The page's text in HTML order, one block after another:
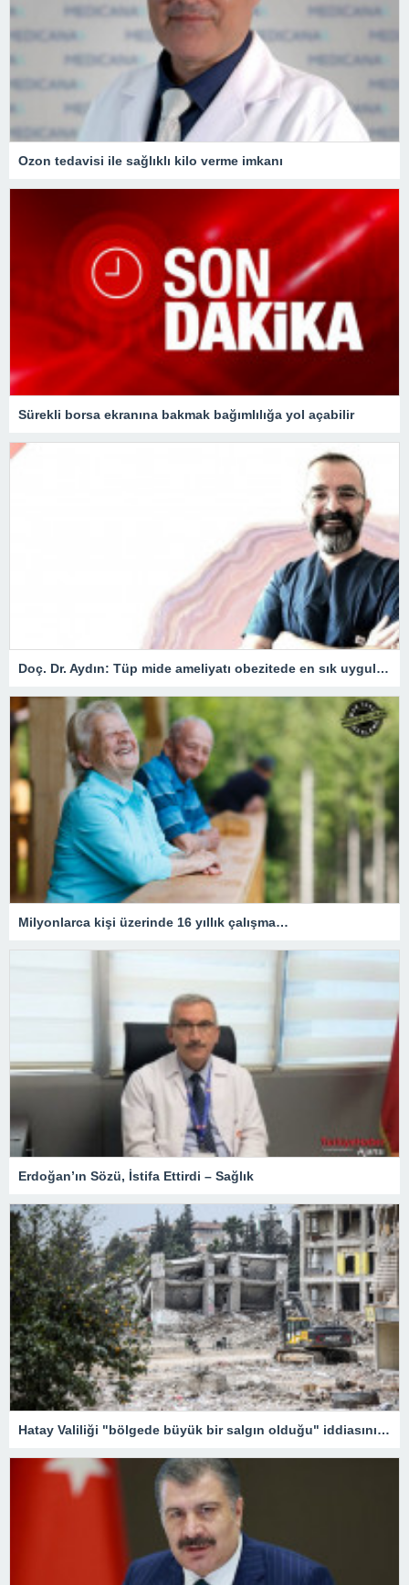
Ozon tedavisi ile sağlıklı kilo verme imkanı
Sürekli borsa ekranına bakmak bağımlılığa yol açabilir
Doç. Dr. Aydın: Tüp mide ameliyatı obezitede en sık uygulanan yöntem
Milyonlarca kişi üzerinde 16 yıllık çalışma…
Erdoğan’ın Sözü, İstifa Ettirdi – Sağlık
Hatay Valiliği "bölgede büyük bir salgın olduğu" iddiasını yalanladı